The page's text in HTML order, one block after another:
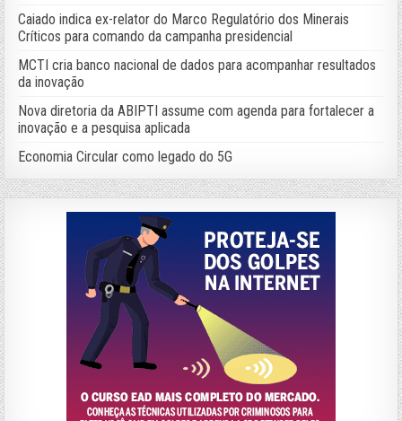
Caiado indica ex-relator do Marco Regulatório dos Minerais
Críticos para comando da campanha presidencial
MCTI cria banco nacional de dados para acompanhar resultados
da inovação
Nova diretoria da ABIPTI assume com agenda para fortalecer a
inovação e a pesquisa aplicada
Economia Circular como legado do 5G